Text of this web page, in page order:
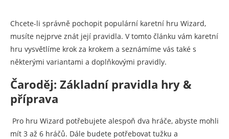
Chcete-li správně pochopit populární karetní hru Wizard,
musíte nejprve znát její pravidla. V tomto článku vám karetní
hru vysvětlíme krok za krokem a seznámíme vás také s
některými variantami a doplňkovými pravidly.
Čaroděj: Základní pravidla hry &
příprava
Pro hru Wizard potřebujete alespoň dva hráče, abyste mohli
mít 3 až 6 hráčů. Dále budete potřebovat tužku a